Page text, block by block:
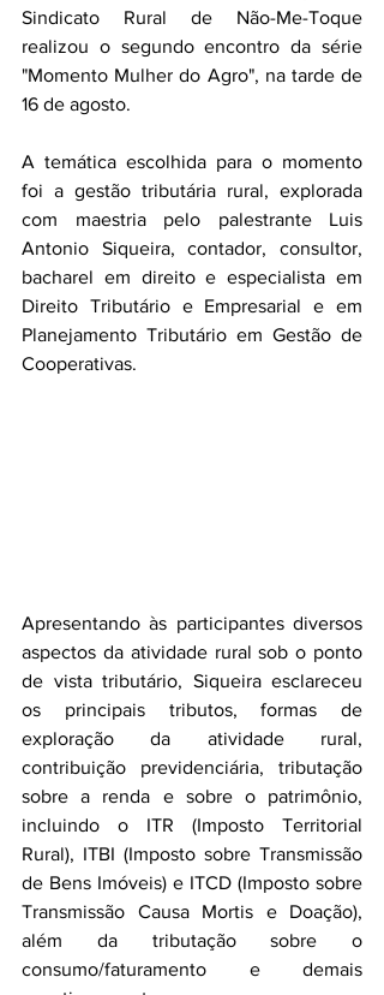
Sindicato Rural de Não-Me-Toque
realizou o segundo encontro da série
"Momento Mulher do Agro", na tarde de
16 de agosto.
A temática escolhida para o momento
foi a gestão tributária rural, explorada
com maestria pelo palestrante Luis
Antonio Siqueira, contador, consultor,
bacharel em direito e especialista em
Direito Tributário e Empresarial e em
Planejamento Tributário em Gestão de
Cooperativas.
Apresentando às participantes diversos
aspectos da atividade rural sob o ponto
de vista tributário, Siqueira esclareceu
os principais tributos, formas de
exploração da atividade rural,
contribuição previdenciária, tributação
sobre a renda e sobre o patrimônio,
incluindo o ITR (Imposto Territorial
Rural), ITBI (Imposto sobre Transmissão
de Bens Imóveis) e ITCD (Imposto sobre
Transmissão Causa Mortis e Doação),
além da tributação sobre o
consumo/faturamento e demais